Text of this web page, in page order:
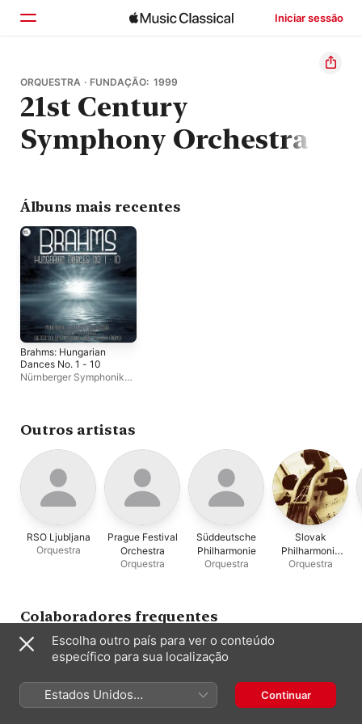
Iniciar sessão
Início
Explorar
Buscar
ORQUESTRA · FUNDAÇÃO: 1999
21st Century
Symphony Orchestra
Álbuns mais recentes
Brahms: Hungarian
Dances No. 1 - 10
Nürnberger Symphoniker
Outros artistas
RSO Ljubljana
Orquestra
Prague Festival
Orchestra
Orquestra
Süddeutsche
Philharmonie
Orquestra
Slovak
Philharmonic
Orchestra
Orquestra
Colaboradores frequentes
Escolha outro país para ver o conteúdo
específico para sua localização
Estados Unidos
(Português Brasil)
Continuar